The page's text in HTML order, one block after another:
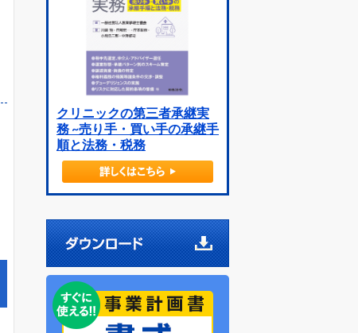
クリニックの第三者承継実
務 ~売り手・買い手の承継手
順と法務・税務